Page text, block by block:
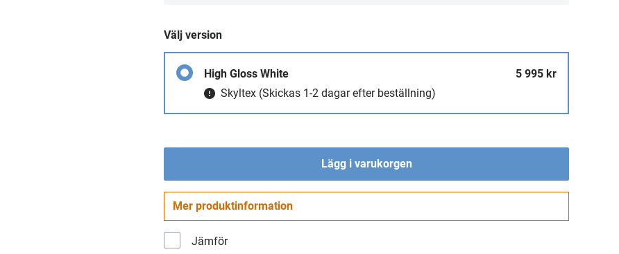
Välj version
High Gloss White
5 995 kr
Skyltex (Skickas 1-2 dagar efter beställning)
Lägg i varukorgen
Mer produktinformation
Jämför